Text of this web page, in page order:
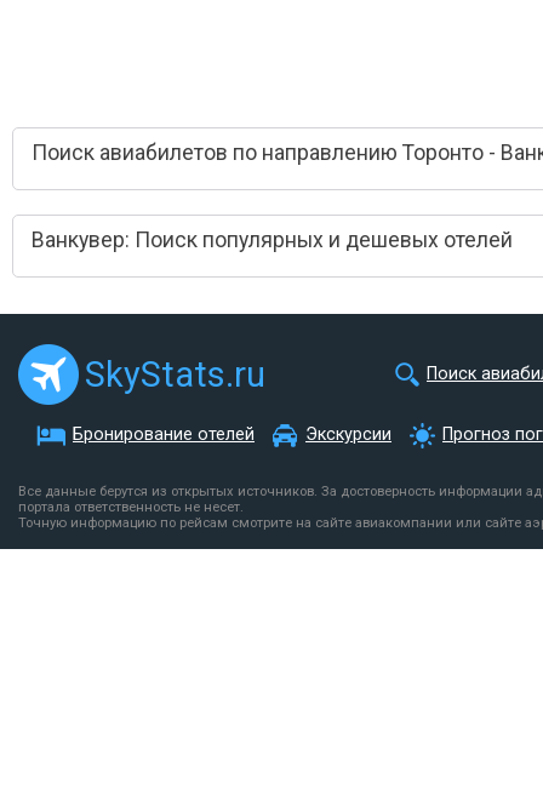
Поиск авиабилетов по направлению Торонто -
Ванкувер: Поиск популярных и дешевых отелей
SkyStats.ru Поиск
Бронирование отелей Экскурсии Прогноз
Все данные берутся из открытых источников. За достоверность информации
портала ответственность не несет.
Точную информацию по рейсам смотрите на сайте авиакомпании или сайте